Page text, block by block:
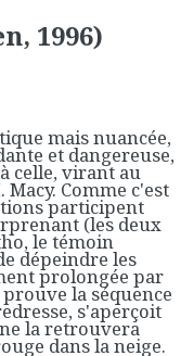
1996)
mais nuancée,
et dangereuse,
celle, virant au
Comme c'est
participent
(les deux
le témoin
dépeindre les
prolongée par
la séquence
s'aperçoit
la retrouvera
dans la neige.